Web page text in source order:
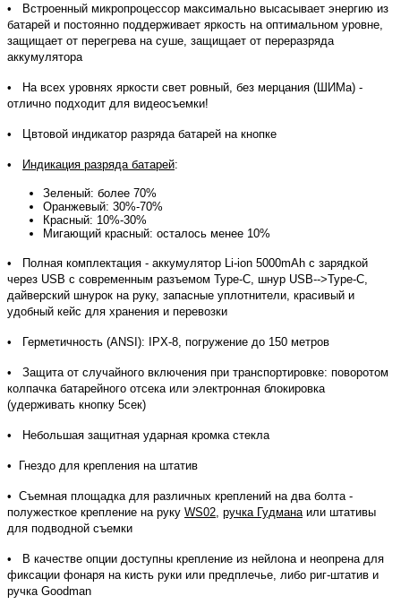
• Встроенный микропроцессор максимально высасывает энергию из
батарей и постоянно поддерживает яркость на оптимальном уровне,
защищает от перегрева на суше, защищает от переразряда
аккумулятора
• На всех уровнях яркости свет ровный, без мерцания (ШИМа) -
отлично подходит для видеосъемки!
• Цвтовой индикатор разряда батарей на кнопке
• Индикация разряда батарей:
Зеленый: более 70%
Оранжевый: 30%-70%
Красный: 10%-30%
Мигающий красный: осталось менее 10%
• Полная комплектация - аккумулятор Li-ion 5000mAh с зарядкой
через USB с современным разъемом Type-C, шнур USB-->Type-C,
дайверский шнурок на руку, запасные уплотнители, красивый и
удобный кейс для хранения и перевозки
• Герметичность (ANSI): IPX-8, погружение до 150 метров
• Защита от случайного включения при транспортировке: поворотом
колпачка батарейного отсека или электронная блокировка
(удерживать кнопку 5сек)
• Небольшая защитная ударная кромка стекла
• Гнездо для крепления на штатив
• Съемная площадка для различных креплений на два болта -
полужесткое крепление на руку WS02 ручка Гудмана или штативы
для подводной съемки
• В качестве опции доступны крепление из нейлона и неопрена для
фиксации фонаря на кисть руки или предплечье, либо риг-штатив и
ручка Goodman